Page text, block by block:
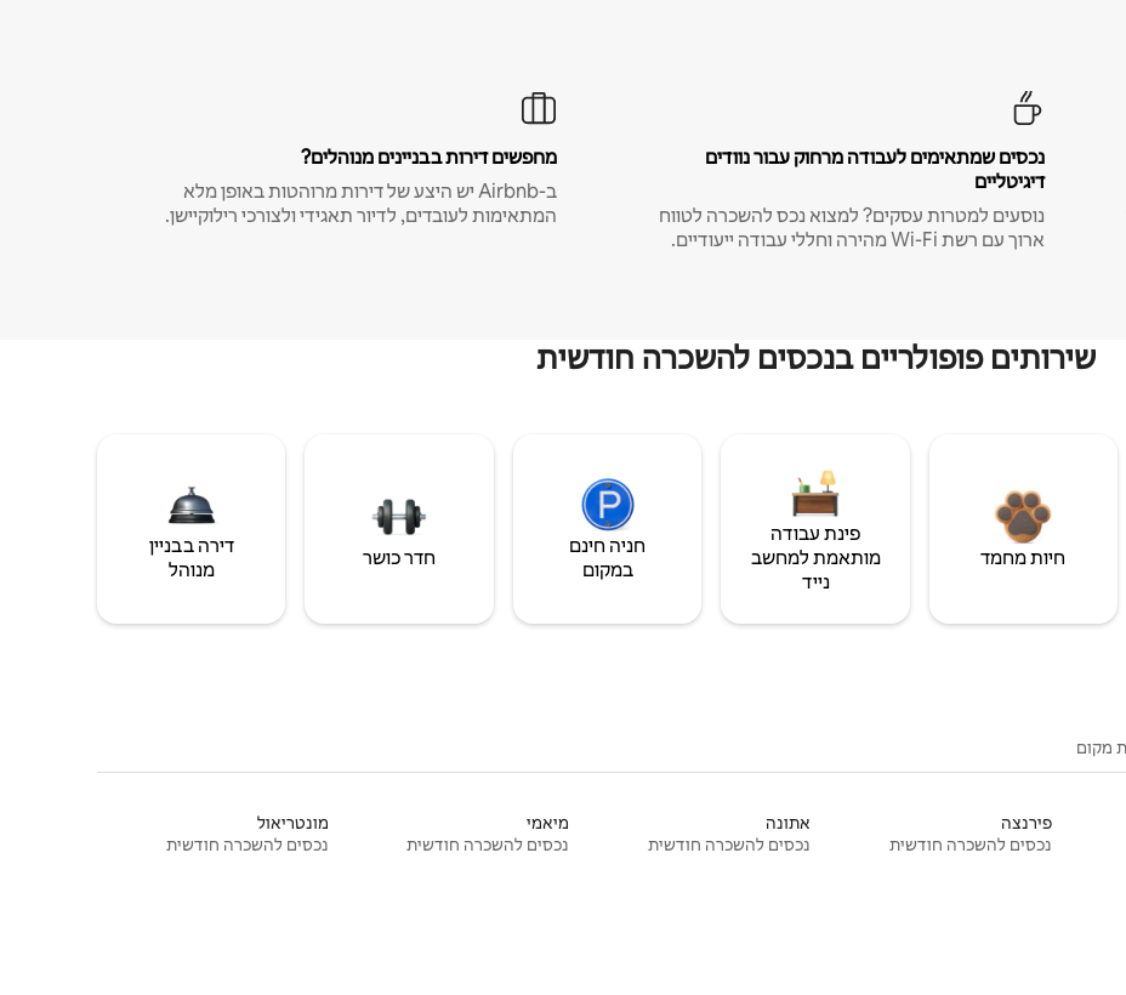
נכסים שמתאימים לעבודה מרחוק עבור נוודים
דיגיטליים
נוסעים למטרות עסקים? למצוא נכס להשכרה לטווח
ארוך עם רשת Wi-Fi מהירה וחללי עבודה ייעודיים.
מחפשים דירות בבניינים מנוהלים?
ב-Airbnb יש היצע של דירות מרוהטות באופן מלא
המתאימות לעובדים, לדיור תאגידי ולצורכי רילוקיישן.
שירותים פופולריים בנכסים להשכרה חודשית
חיות מחמד
פינת עבודה
מותאמת למחשב
נייד
חניה חינם
במקום
חדר כושר
דירה בבניין
מנוהל
מקום
פירנצה
נכסים להשכרה חודשית
אתונה
נכסים להשכרה חודשית
מיאמי
נכסים להשכרה חודשית
מונטריאול
נכסים להשכרה חודשית